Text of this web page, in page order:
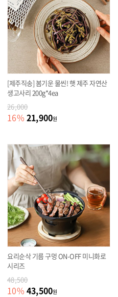
[제주직송] 봄기운 물씬! 햇 제주 자연산
생고사리 200g*4ea
26,000
16% 21,900원
요리순삭 기름 구멍 ON-OFF 미니화로
시리즈
48,500
10% 43,500원